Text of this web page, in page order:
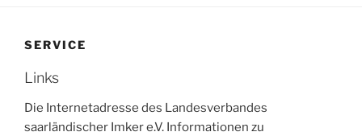
SERVICE
Links
Die Internetadresse des Landesverbandes
saarländischer Imker e.V. Informationen zu